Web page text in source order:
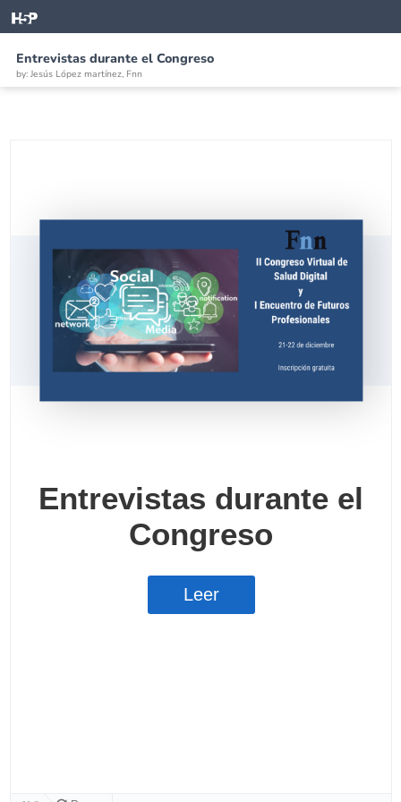
Entrevistas durante el Congreso
by: Jesús López martínez, Fnn